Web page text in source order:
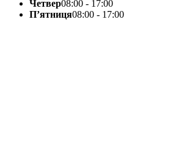
Четвер08:00 - 17:00
П’ятниця08:00 - 17:00